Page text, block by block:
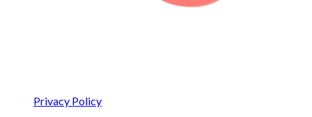
Privacy Policy